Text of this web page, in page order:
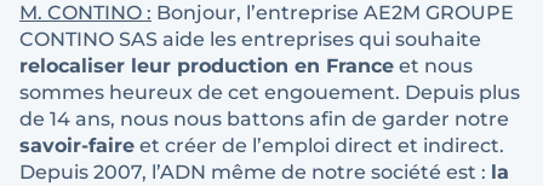
M. CONTINO : Bonjour, l’entreprise AE2M GROUPE
CONTINO SAS aide les entreprises qui souhaite
relocaliser leur production en France et nous
sommes heureux de cet engouement. Depuis plus
de 14 ans, nous nous battons afin de garder notre
savoir-faire et créer de l’emploi direct et indirect.
Depuis 2007, l’ADN même de notre société est : la